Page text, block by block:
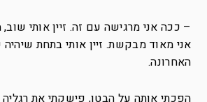
– ככה אני מרגישה עם זה. זיין אותי
אני מאוד מבקשת. זיין אותי בתחת
האחרונה.
הפכתי אותה על הבטן, פישקתי את רגליה